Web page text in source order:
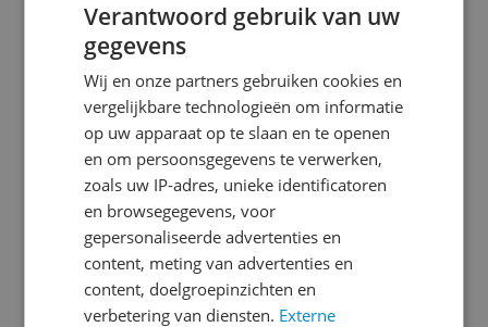
Wachtwoord
Je wachtwoord moet minimaal 6 karakters
bevatten
Verantwoord gebruik van uw
gegevens
Wij en onze partners gebruiken cookies en
vergelijkbare technologieën om informatie
op uw apparaat op te slaan en te openen
en om persoonsgegevens te verwerken,
zoals uw IP-adres, unieke identificatoren
en browsegegevens, voor
gepersonaliseerde advertenties en
content, meting van advertenties en
content, doelgroepinzichten en
verbetering van diensten. Externe